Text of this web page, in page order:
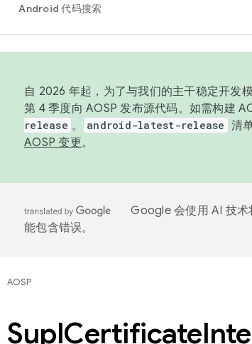
Android 代码搜索
自 2026 年起，为了与我们的主干稳定开发
第 4 季度向 AOSP 发布源代码。如需构建
release 。 android-latest-release 清
AOSP 变更。
Google 会使用 AI 技
能包含错误。
AOSP
SuplCertificate